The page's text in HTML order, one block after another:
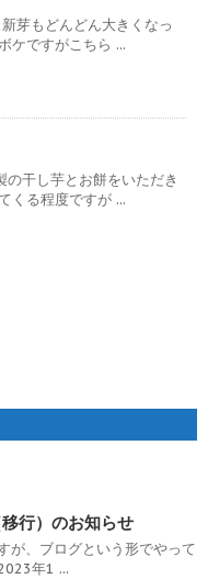
芽もどんどん大きくなっ
ケですがこちら ...
の干し芋とお餅をいただき
くる程度ですが ...
行）のお知らせ
が、ブログという形でやって
年1 ...